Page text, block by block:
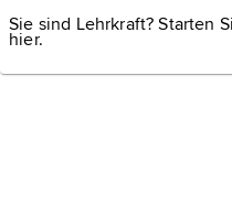
Sie sind Lehrkraft? Starten
hier.